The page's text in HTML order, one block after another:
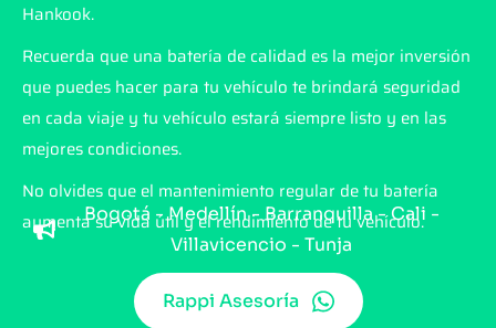
Hankook.
Recuerda que una batería de calidad es la mejor inversión
que puedes hacer para tu vehículo te brindará seguridad
en cada viaje y tu vehículo estará siempre listo y en las
mejores condiciones.
No olvides que el mantenimiento regular de tu batería
aumenta su vida útil y el rendimiento de tu vehículo.
Rappi Asesoría
Bogotá - Medellín - Barranquilla - Cali -
Villavicencio - Tunja